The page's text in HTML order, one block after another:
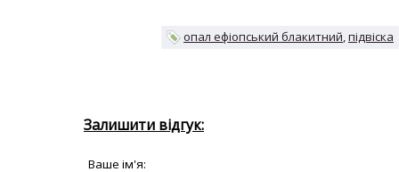
опал ефіопський блакитний підвіска